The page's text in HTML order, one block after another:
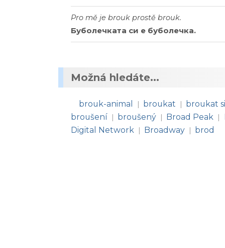
Pro mě je brouk prostě brouk.
Буболечката си е буболечка.
Možná hledáte...
brouk-animal | broukat | broukat
broušení | broušený | Broad Peak |
Digital Network | Broadway | brod